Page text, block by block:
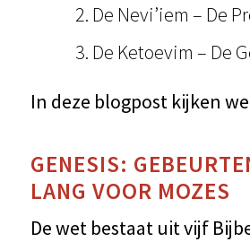
De Nevi’iem – De
De Ketoevim – De
In deze blogpost kijken we
GENESIS:
LANG VOOR MOZES
De wet bestaat uit vijf